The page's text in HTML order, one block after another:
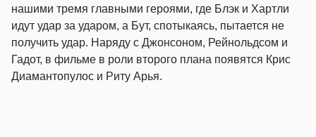
нашими тремя главными героями, где Блэк и Хартли
идут удар за ударом, а Бут, спотыкаясь, пытается не
получить удар. Наряду с Джонсоном, Рейнольдсом и
Гадот, в фильме в роли второго плана появятся Крис
Диамантопулос и Риту Арья.